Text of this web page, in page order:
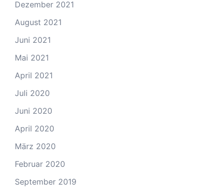
Dezember 2021
August 2021
Juni 2021
Mai 2021
April 2021
Juli 2020
Juni 2020
April 2020
März 2020
Februar 2020
September 2019